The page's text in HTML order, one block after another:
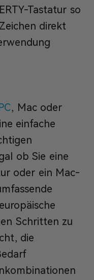
Tastatur so
direkt
, Mac oder
einfache
ob Sie eine
oder ein Mac-
Schritten zu
die